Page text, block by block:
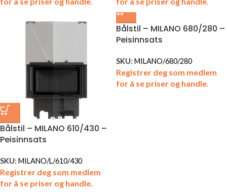
Bålstil – MILANO 610/430 –
Peisinnsats
SKU: MILANO/L/610/430
Registrer deg som medlem
for å se priser og handle.
Bålstil – MILANO 680/280 –
Peisinnsats
SKU: MILANO/680/280
Registrer deg som medlem
for å se priser og handle.